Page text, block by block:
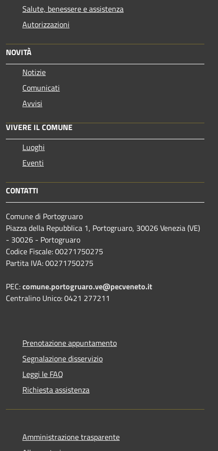
Salute, benessere e assistenza
Autorizzazioni
NOVITÀ
Notizie
Comunicati
Avvisi
VIVERE IL COMUNE
Luoghi
Eventi
CONTATTI
Comune di Portogruaro
Piazza della Repubblica 1, Portogruaro, 30026 Venezia (VE)
- 30026 - Portogruaro
Codice Fiscale: 00271750275
Partita IVA: 00271750275
PEC:comune.portogruaro.ve@pecveneto.it
Centralino Unico: 0421 277211
Prenotazione appuntamento
Segnalazione disservizio
Leggi le FAQ
Richiesta assistenza
Amministrazione trasparente